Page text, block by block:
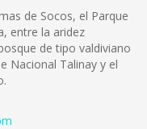
de Socos, el Parque
entre la aridez
de tipo valdiviano
Nacional Talinay y el